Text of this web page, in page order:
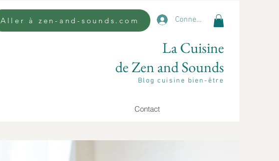
Connexion
Aller à zen-and-sounds.com
La Cuisine
de Zen and Sounds
Blog cuisine bien-être
Contact